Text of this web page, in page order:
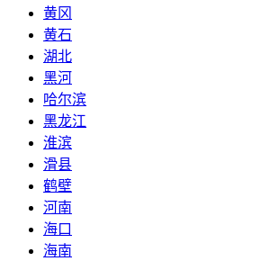
黄冈
黄石
湖北
黑河
哈尔滨
黑龙江
淮滨
滑县
鹤壁
河南
海口
海南